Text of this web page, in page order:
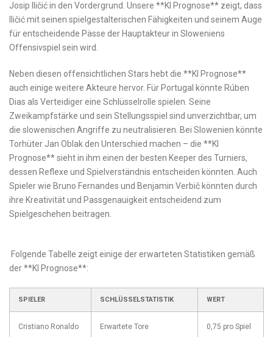
Josip Iličić​ in den Vordergrund.⁤ Unsere ‌**KI Prognose** zeigt,⁣ dass
Iličić mit‍ seinen spielgestalterischen⁤ Fähigkeiten ⁣und seinem ‌Auge
für ​entscheidende Pässe der Hauptakteur ⁢in Sloweniens
Offensivspiel sein wird.
Neben diesen offensichtlichen Stars hebt die **KI Prognose**
auch ​einige weitere Akteure ⁣hervor. Für Portugal könnte Rúben
Dias als Verteidiger eine Schlüsselrolle ⁣spielen. Seine
Zweikampfstärke und ⁤sein Stellungsspiel⁤ sind unverzichtbar, um
die slowenischen Angriffe⁢ zu neutralisieren. Bei Slowenien könnte⁣
Torhüter Jan Oblak den Unterschied machen ⁢– die **KI
Prognose** sieht​ in ihm einen der besten Keeper des Turniers,
‌dessen⁣ Reflexe und ⁤Spielverständnis entscheiden könnten. Auch
Spieler wie Bruno Fernandes​ und Benjamin Verbič könnten durch​
ihre Kreativität und Passgenauigkeit‌ entscheidend zum ​
Spielgeschehen beitragen.
​ Folgende Tabelle zeigt einige der erwarteten⁤ Statistiken gemäß‍
der ‌**KI ⁢Prognose**:
SPIELER SCHLÜSSELSTATISTIK WERT
Cristiano Ronaldo Erwartete Tore 0,75 pro Spiel